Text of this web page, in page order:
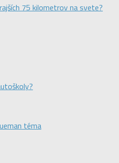
75 kilometrov na svete?
téma